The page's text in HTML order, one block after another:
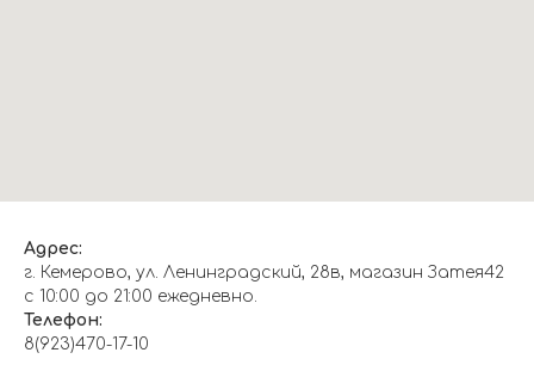
Адрес:
г. Кемерово, ул. Ленинградский, 28в, магазин Затея42
с 10:00 до 21:00 ежедневно.
Телефон:
8(923)470-17-10